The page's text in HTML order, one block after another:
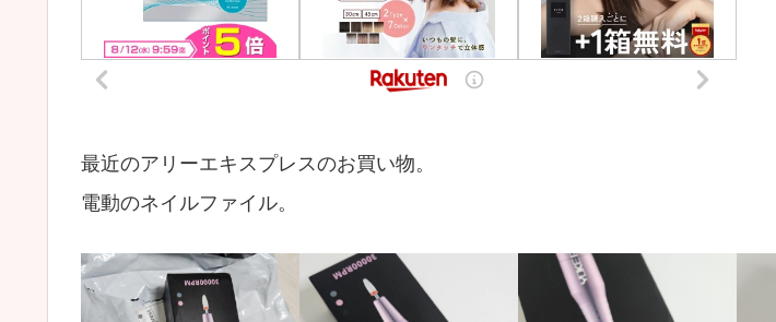
最近のアリーエキスプレスのお買い物。
電動のネイルファイル。